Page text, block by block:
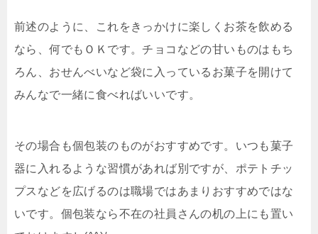
前述のように、これをきっかけに楽しくお茶を飲める
なら、何でもＯＫです。チョコなどの甘いものはもち
ろん、おせんべいなど袋に入っているお菓子を開けて
みんなで一緒に食べればいいです。
その場合も個包装のものがおすすめです。いつも菓子
器に入れるような習慣があれば別ですが、ポテトチッ
プスなどを広げるのは職場ではあまりおすすめではな
いです。個包装なら不在の社員さんの机の上にも置い